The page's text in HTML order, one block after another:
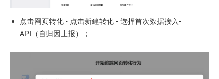
点击网页转化 - 点击新建转化 - 选择首次数据接入-
API（自归因上报）；